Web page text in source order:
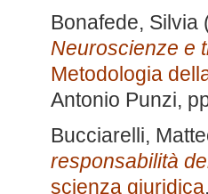
Bonafede, Silvia
Neuroscienze e
Metodologia
Antonio Punzi,
Bucciarelli,
responsabilità
scienza giuridica